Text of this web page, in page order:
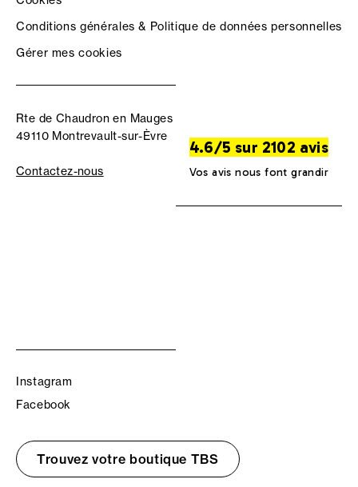
Conditions générales & Politique de données personnelles
Gérer mes cookies
Rte de Chaudron en Mauges
49110 Montrevault-sur-Èvre
Contactez-nous
4.6/5 sur 2102 avis
Vos avis nous font grandir
Instagram
Facebook
Trouvez votre boutique TBS